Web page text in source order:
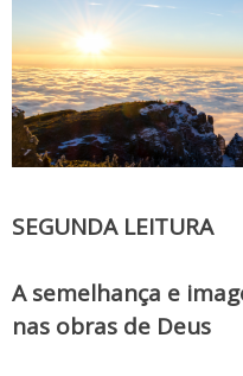
SEGUNDA LEITURA
A semelhança e
nas obras de Deus